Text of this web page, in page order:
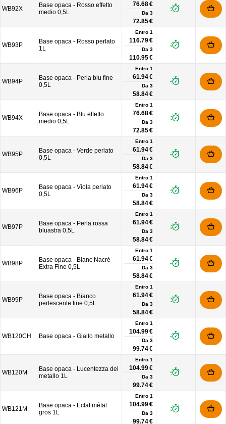
WB92X
Base opaca - Rosso effetto
medio 0,5L
76.68 €
Da 3
72.85 €
WB93P
Base opaca - Rosso perlato
1L
Entro 1
116.79 €
Da 3
110.95 €
WB94P
Base opaca - Perla blu fine
0,5L
Entro 1
61.94 €
Da 3
58.84 €
WB94X
Base opaca - Blu effetto
medio 0,5L
Entro 1
76.68 €
Da 3
72.85 €
WB95P
Base opaca - Verde perlato
0,5L
Entro 1
61.94 €
Da 3
58.84 €
WB96P
Base opaca - Viola perlato
0,5L
Entro 1
61.94 €
Da 3
58.84 €
WB97P
Base opaca - Perla rossa
bluastra 0,5L
Entro 1
61.94 €
Da 3
58.84 €
WB98P
Base opaca - Blanc Nacré
Extra Fine 0,5L
Entro 1
61.94 €
Da 3
58.84 €
WB99P
Base opaca - Bianco
perlescente fine 0,5L
Entro 1
61.94 €
Da 3
58.84 €
WB120CH Base opaca - Giallo metallo
Entro 1
104.99 €
Da 3
99.74 €
WB120M
Base opaca - Lucentezza del
metallo 1L
Entro 1
104.99 €
Da 3
99.74 €
WB121M
Base opaca - Eclat métal
gros 1L
Entro 1
104.99 €
Da 3
99.74 €